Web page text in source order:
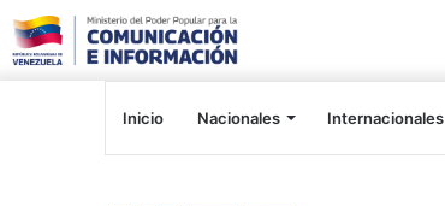
Inicio Nacionales Internacionales